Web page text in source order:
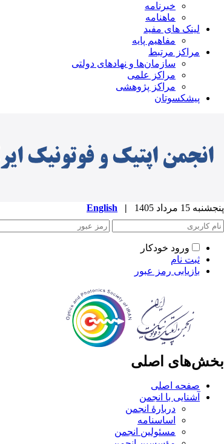
خبرنامه
ماهنامه
لینک های مفید
مفاهیم پایه
مراکز مرتبط
سازمان‌ها و نهادهای دولتی
مراکز علمی
مراکز پژوهشی
پیشکسوتان
پنجشنبه 15 مرداد 1405 |
English
ورود خودکار
ثبت نام
بازیابی رمز عبور
بخش‌های اصلی
صفحه اصلی
آشنایی با انجمن
دربارۀ انجمن
اساسنامه
مسئولین انجمن